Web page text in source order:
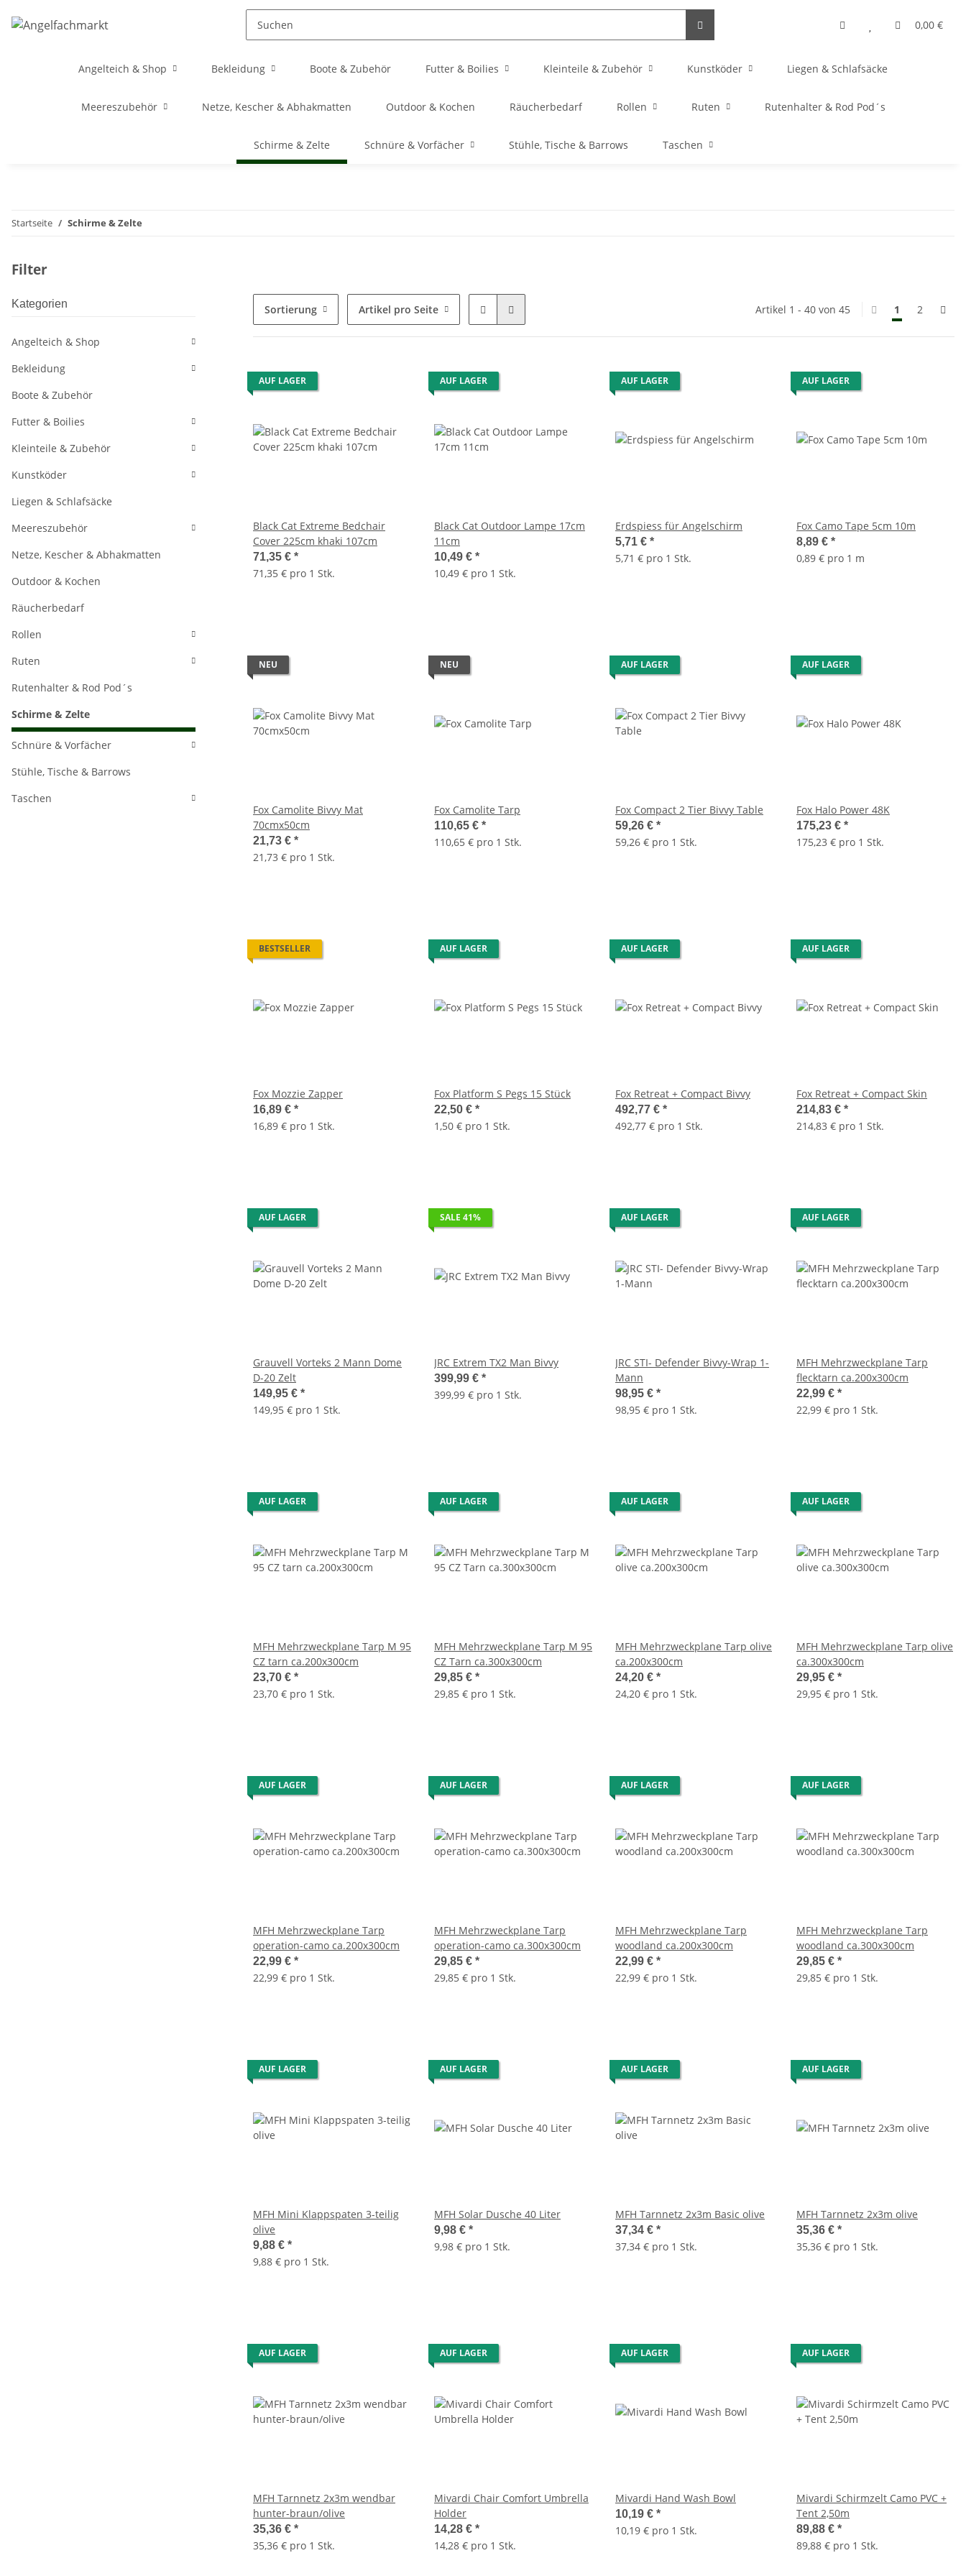
0,00 €
Angelteich & Shop Bekleidung Boote & Zubehör Futter & Boilies Kleinteile & Zubehör Kunstköder Liegen & Schlafsäcke
Meereszubehör Netze, Kescher & Abhakmatten Outdoor & Kochen Räucherbedarf Rollen Ruten Rutenhalter & Rod Pod´s
Schirme & Zelte Schnüre & Vorfächer Stühle, Tische & Barrows Taschen
Startseite Schirme & Zelte
Sortierung Artikel pro Seite Artikel 1 - 40 von 45 1 2
AUF LAGER
Black Cat Extreme Bedchair
Cover 225cm khaki 107cm
71,35 € *
71,35 € pro 1 Stk.
AUF LAGER
Black Cat Outdoor Lampe 17cm
11cm
10,49 € *
10,49 € pro 1 Stk.
AUF LAGER
Erdspiess für Angelschirm
5,71 € *
5,71 € pro 1 Stk.
AUF LAGER
Fox Camo Tape 5cm 10m
8,89 € *
0,89 € pro 1 m
NEU
Fox Camolite Bivvy Mat
70cmx50cm
21,73 € *
21,73 € pro 1 Stk.
NEU
Fox Camolite Tarp
110,65 € *
110,65 € pro 1 Stk.
AUF LAGER
Fox Compact 2 Tier Bivvy Table
59,26 € *
59,26 € pro 1 Stk.
AUF LAGER
Fox Halo Power 48K
175,23 € *
175,23 € pro 1 Stk.
BESTSELLER
Fox Mozzie Zapper
16,89 € *
16,89 € pro 1 Stk.
AUF LAGER
Fox Platform S Pegs 15 Stück
22,50 € *
1,50 € pro 1 Stk.
AUF LAGER
Fox Retreat + Compact Bivvy
492,77 € *
492,77 € pro 1 Stk.
AUF LAGER
Fox Retreat + Compact Skin
214,83 € *
214,83 € pro 1 Stk.
AUF LAGER
Grauvell Vorteks 2 Mann Dome
D-20 Zelt
149,95 € *
149,95 € pro 1 Stk.
SALE 41%
JRC Extrem TX2 Man Bivvy
399,99 € *
399,99 € pro 1 Stk.
AUF LAGER
JRC STI- Defender Bivvy-Wrap 1-
Mann
98,95 € *
98,95 € pro 1 Stk.
AUF LAGER
MFH Mehrzweckplane Tarp
flecktarn ca.200x300cm
22,99 € *
22,99 € pro 1 Stk.
AUF LAGER
MFH Mehrzweckplane Tarp M 95
CZ tarn ca.200x300cm
23,70 € *
23,70 € pro 1 Stk.
AUF LAGER
MFH Mehrzweckplane Tarp M 95
CZ Tarn ca.300x300cm
29,85 € *
29,85 € pro 1 Stk.
AUF LAGER
MFH Mehrzweckplane Tarp olive
ca.200x300cm
24,20 € *
24,20 € pro 1 Stk.
AUF LAGER
MFH Mehrzweckplane Tarp olive
ca.300x300cm
29,95 € *
29,95 € pro 1 Stk.
AUF LAGER
MFH Mehrzweckplane Tarp
operation-camo ca.200x300cm
22,99 € *
22,99 € pro 1 Stk.
AUF LAGER
MFH Mehrzweckplane Tarp
operation-camo ca.300x300cm
29,85 € *
29,85 € pro 1 Stk.
AUF LAGER
MFH Mehrzweckplane Tarp
woodland ca.200x300cm
22,99 € *
22,99 € pro 1 Stk.
AUF LAGER
MFH Mehrzweckplane Tarp
woodland ca.300x300cm
29,85 € *
29,85 € pro 1 Stk.
AUF LAGER
MFH Mini Klappspaten 3-teilig
olive
9,88 € *
9,88 € pro 1 Stk.
AUF LAGER
MFH Solar Dusche 40 Liter
9,98 € *
9,98 € pro 1 Stk.
AUF LAGER
MFH Tarnnetz 2x3m Basic olive
37,34 € *
37,34 € pro 1 Stk.
AUF LAGER
MFH Tarnnetz 2x3m olive
35,36 € *
35,36 € pro 1 Stk.
AUF LAGER
MFH Tarnnetz 2x3m wendbar
hunter-braun/olive
35,36 € *
35,36 € pro 1 Stk.
AUF LAGER
Mivardi Chair Comfort Umbrella
Holder
14,28 € *
14,28 € pro 1 Stk.
AUF LAGER
Mivardi Hand Wash Bowl
10,19 € *
10,19 € pro 1 Stk.
AUF LAGER
Mivardi Schirmzelt Camo PVC +
Tent 2,50m
89,88 € *
89,88 € pro 1 Stk.
Filter
Kategorien
Angelteich & Shop
Bekleidung
Boote & Zubehör
Futter & Boilies
Kleinteile & Zubehör
Kunstköder
Liegen & Schlafsäcke
Meereszubehör
Netze, Kescher & Abhakmatten
Outdoor & Kochen
Räucherbedarf
Rollen
Ruten
Rutenhalter & Rod Pod´s
Schirme & Zelte
Schnüre & Vorfächer
Stühle, Tische & Barrows
Taschen